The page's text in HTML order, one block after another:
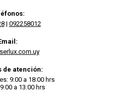
| 092258012
de atención:
9:00 a 18:00 hrs
a 13:00 hrs